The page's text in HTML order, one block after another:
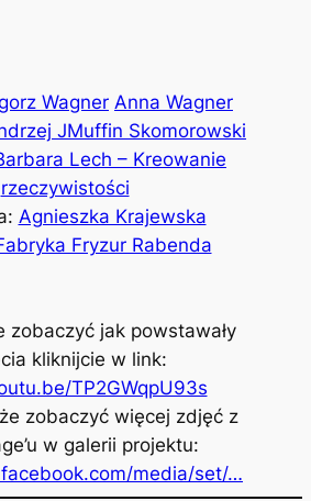
Wagner Anna Wagner
JMuffin Skomorowski
Lech – Kreowanie
rzeczywistości
Agnieszka Krajewska
Fryzur Rabenda
zobaczyć jak powstawały
kliknijcie w link:
TP2GWqpU93s
zobaczyć więcej zdjęć z
w galerii projektu:
media/set/…